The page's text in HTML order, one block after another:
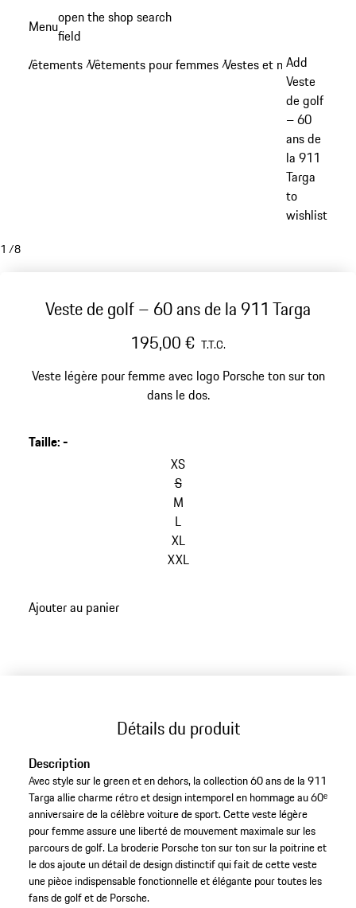
principal
Menuopen the shop search
field
Vêtements /Vêtements pour femmes /Vestes et manteaux -
Add
Veste
de golf
– 60
ans de
la 911
Targa
to
wishlist
1 /8
Veste de golf – 60 ans de la 911 Targa
195,00 € T.T.C.
Veste légère pour femme avec logo Porsche ton sur ton
dans le dos.
Taille:-
XS
S
M
L
XL
XXL
Ajouter au panier
Détails du produit
Description
Avec style sur le green et en dehors, la collection 60 ans de la 911
Targa allie charme rétro et design intemporel en hommage au 60ᵉ
anniversaire de la célèbre voiture de sport. Cette veste légère
pour femme assure une liberté de mouvement maximale sur les
parcours de golf. La broderie Porsche ton sur ton sur la poitrine et
le dos ajoute un détail de design distinctif qui fait de cette veste
une pièce indispensable fonctionnelle et élégante pour toutes les
fans de golf et de Porsche.